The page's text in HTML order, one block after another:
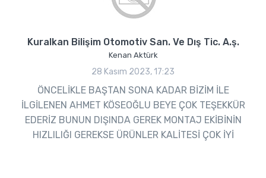
Kuralkan Bilişim Otomotiv San. Ve Dış Tic. A.ş.
Kenan Aktürk
28 Kasım 2023, 17:23
ÖNCELİKLE BAŞTAN SONA KADAR BİZİM İLE
İLGİLENEN AHMET KÖSEOĞLU BEYE ÇOK TEŞEKKÜR
EDERİZ BUNUN DIŞINDA GEREK MONTAJ EKİBİNİN
HIZLILIĞI GEREKSE ÜRÜNLER KALİTESİ ÇOK İYİ